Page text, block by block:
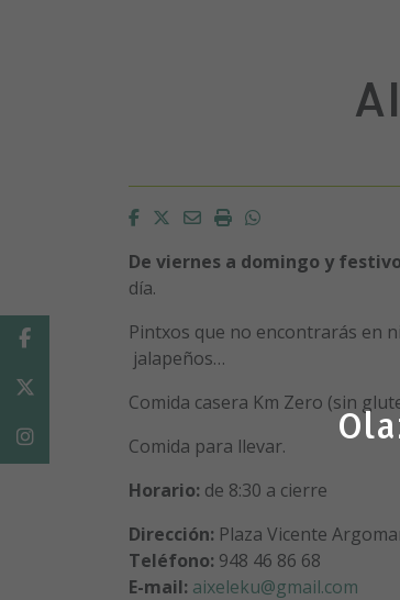
Facebook
Twitter
EmailImprimirWhatsapp
De viernes a domingo y
día.
Pintxos que no encontrarás en
jalapeños…
Comida casera Km Zero (sin
Comida para llevar.
Horario: de 8:30 a cierre
Dirección: Plaza Vicente
Teléfono: 948 46 86 68
E-mail: aixeleku@gmail.com
Facebook
Instagram